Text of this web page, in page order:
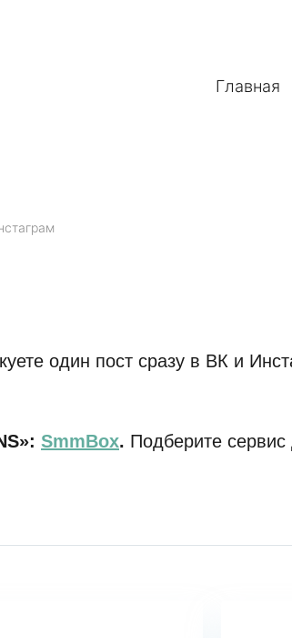
Главная
один пост сразу в ВК и
SmmBox. Подберите сервис